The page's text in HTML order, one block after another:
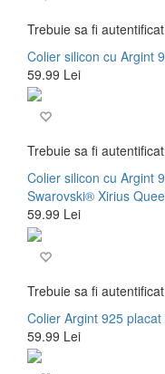
Trebuie sa fi autentificat
Colier silicon cu Argint
59.99 Lei
Trebuie sa fi autentificat
Colier silicon cu Argint
Swarovski® Xirius
59.99 Lei
Trebuie sa fi autentificat
Colier Argint 925
59.99 Lei